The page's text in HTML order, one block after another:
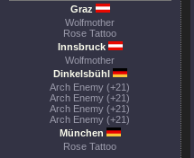
Graz
Wolfmother
Rose Tattoo
Innsbruck
Wolfmother
Dinkelsbühl
Arch Enemy (+21)
Arch Enemy (+21)
Arch Enemy (+21)
Arch Enemy (+21)
München
Rose Tattoo